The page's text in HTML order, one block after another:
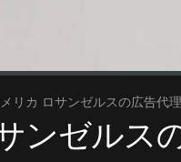
リカ ロサンゼルスの広告代
ンゼルス